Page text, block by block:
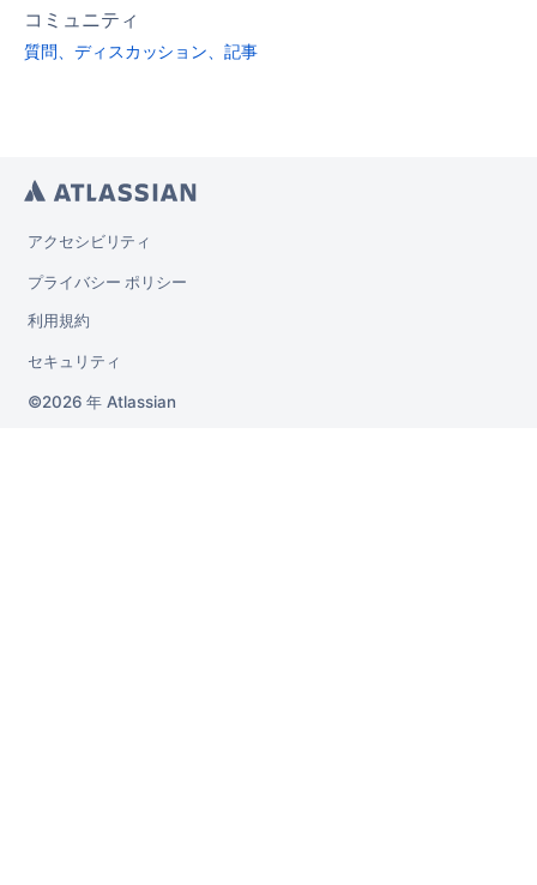
コミュニティ
質問、ディスカッション、記事
アクセシビリティ
プライバシー ポリシー
利用規約
セキュリティ
2026 年 Atlassian